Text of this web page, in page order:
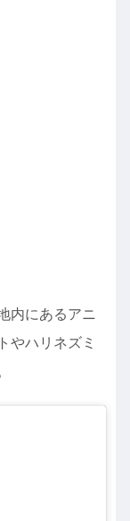
内にあるアニ
やハリネズミ